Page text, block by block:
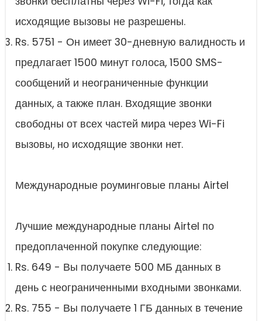
исходящие вызовы не разрешены.
Rs. 5751 - Он имеет 30-дневную валидность и
предлагает 1500 минут голоса, 1500 SMS-
сообщений и неограниченные функции
данных, а также план. Входящие звонки
свободны от всех частей мира через Wi-Fi
вызовы, но исходящие звонки нет.
Международные роуминговые планы Airtel
Лучшие международные планы Airtel по
предоплаченной покупке следующие:
Rs. 649 - Вы получаете 500 МБ данных в
день с неограниченными входными звонками.
Rs. 755 - Вы получаете 1 ГБ данных в течение